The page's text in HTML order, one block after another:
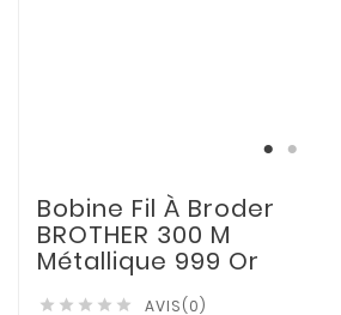
Bobine Fil À Broder
BROTHER 300 M
Métallique 999 Or
     AVIS(0)